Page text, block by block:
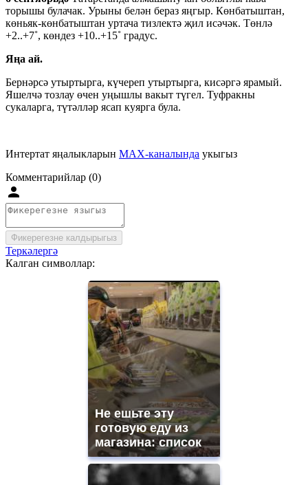
торышы булачак. Урыны белән бераз яңгыр. Көнбатыштан,
көньяк-көнбатыштан уртача тизлектә җил исәчәк. Төнлә
+2..+7˚, көндез +10..+15˚ градус.
Яңа ай.
Бернәрсә утыртырга, күчереп утыртырга, кисәргә ярамый.
Яшелчә тозлау өчен уңышлы вакыт түгел. Туфракны
сукаларга, түтәлләр ясап куярга була.
Интертат яңалыкларын MAX-каналында укыгыз
Комментарийлар (0)
Фикерегезне калдырыгыз
Теркәлергә
Калган символлар:
Не ешьте эту
готовую еду из
магазина: список